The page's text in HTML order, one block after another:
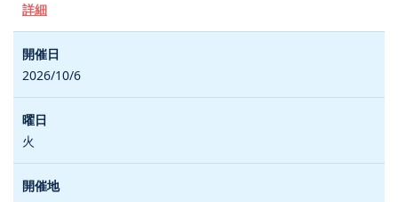
詳細
2026/10/6
火